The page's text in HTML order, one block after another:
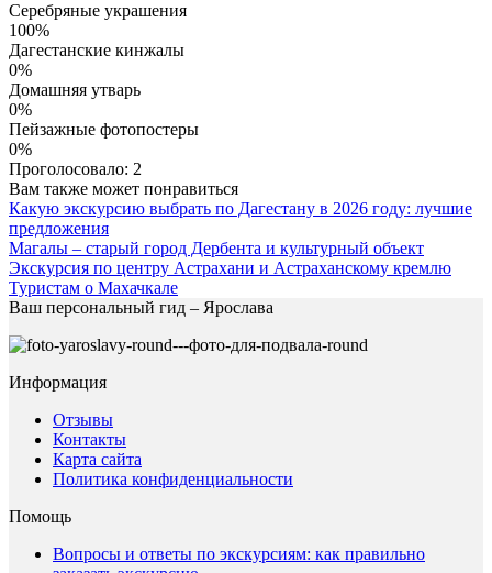
Серебряные украшения
100%
Дагестанские кинжалы
0%
Домашняя утварь
0%
Пейзажные фотопостеры
0%
Проголосовало: 2
Вам также может понравиться
Какую экскурсию выбрать по Дагестану в 2026 году: лучшие
предложения
Магалы – старый город Дербента и культурный объект
Экскурсия по центру Астрахани и Астраханскому кремлю
Туристам о Махачкале
Ваш персональный гид – Ярослава
Информация
Отзывы
Контакты
Карта сайта
Политика конфиденциальности
Помощь
Вопросы и ответы по экскурсиям: как правильно